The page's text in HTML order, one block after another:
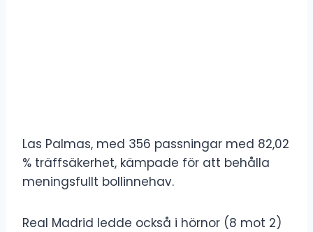
Las Palmas, med 356 passningar med 82,02
% träffsäkerhet, kämpade för att behålla
meningsfullt bollinnehav.
Real Madrid ledde också i hörnor (8 mot 2)